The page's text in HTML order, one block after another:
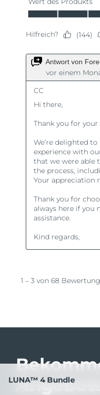
Angebote
LUNA™ 4 Bundle